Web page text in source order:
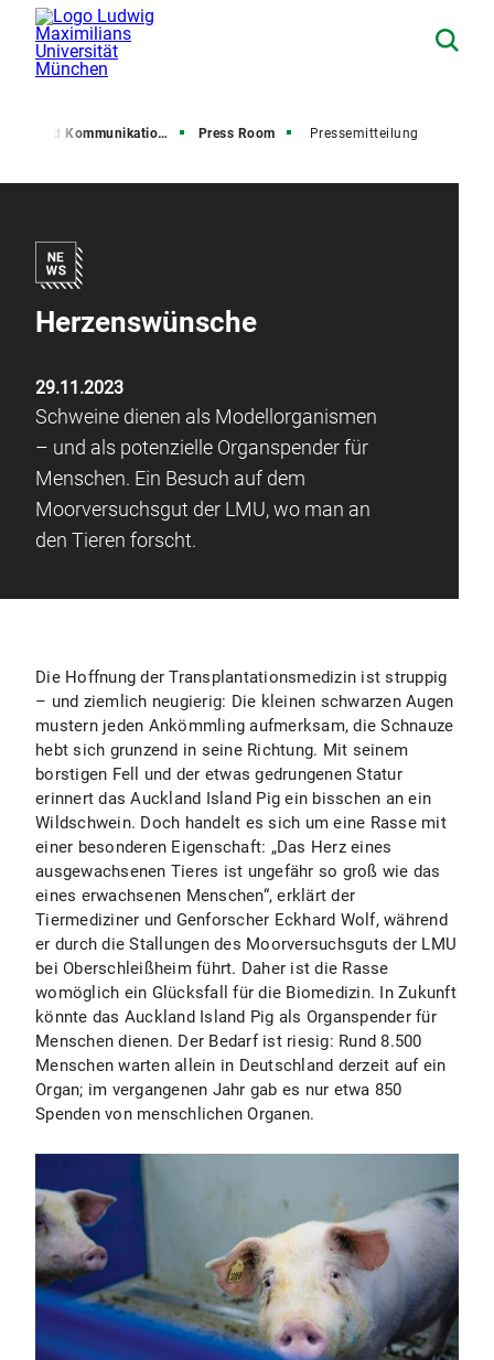
und Kommunikation (PuK) Press Room Pressemitteilung
Herzenswünsche
29.11.2023
Schweine dienen als Modellorganismen
– und als potenzielle Organspender für
Menschen. Ein Besuch auf dem
Moorversuchsgut der LMU, wo man an
den Tieren forscht.
Die Hoffnung der Transplantationsmedizin ist struppig
– und ziemlich neugierig: Die kleinen schwarzen Augen
mustern jeden Ankömmling aufmerksam, die Schnauze
hebt sich grunzend in seine Richtung. Mit seinem
borstigen Fell und der etwas gedrungenen Statur
erinnert das Auckland Island Pig ein bisschen an ein
Wildschwein. Doch handelt es sich um eine Rasse mit
einer besonderen Eigenschaft: „Das Herz eines
ausgewachsenen Tieres ist ungefähr so groß wie das
eines erwachsenen Menschen“, erklärt der
Tiermediziner und Genforscher Eckhard Wolf, während
er durch die Stallungen des Moorversuchsguts der LMU
bei Oberschleißheim führt. Daher ist die Rasse
womöglich ein Glücksfall für die Biomedizin. In Zukunft
könnte das Auckland Island Pig als Organspender für
Menschen dienen. Der Bedarf ist riesig: Rund 8.500
Menschen warten allein in Deutschland derzeit auf ein
Organ; im vergangenen Jahr gab es nur etwa 850
Spenden von menschlichen Organen.